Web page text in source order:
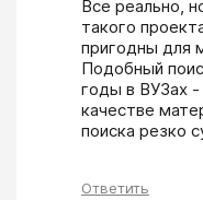
Все реально,
такого
пригодны для
Подобный
годы в ВУЗах -
качестве
поиска резко
Ответить